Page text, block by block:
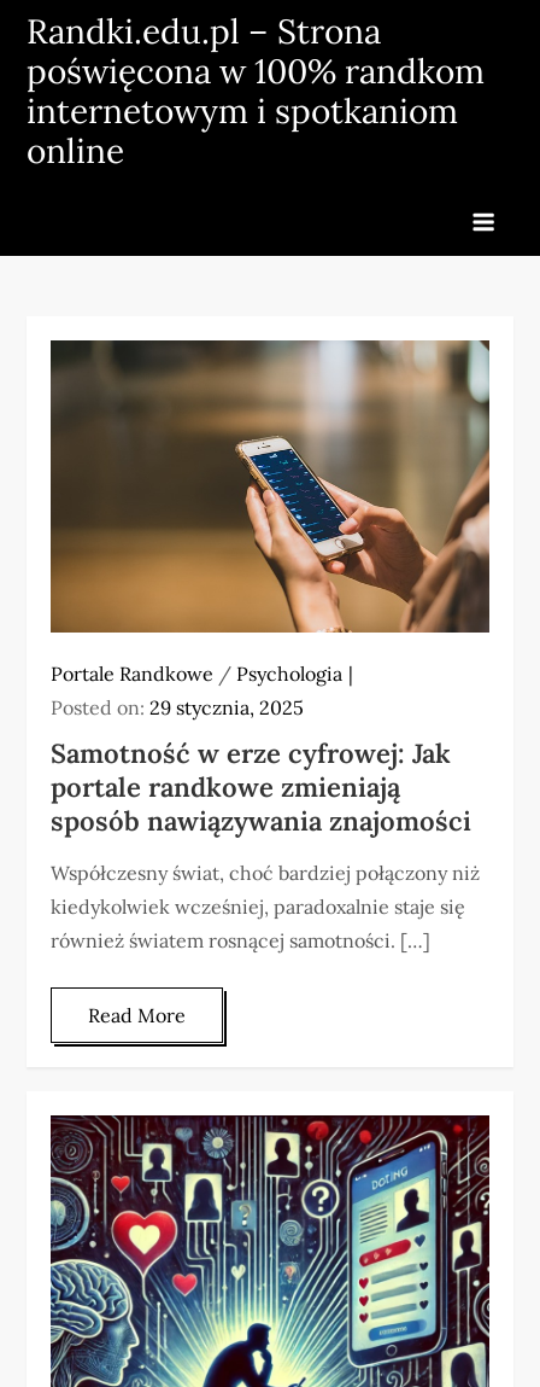
Skip
content
Randki.edu.pl – Strona
poświęcona w 100% randkom
internetowym i spotkaniom
online
Portale Randkowe / Psychologia
Posted on:29 stycznia, 2025
Samotność w erze cyfrowej: Jak
portale randkowe zmieniają
sposób nawiązywania znajomości
Współczesny świat, choć bardziej połączony niż
kiedykolwiek wcześniej, paradoxalnie staje się
również światem rosnącej samotności. […]
Read More